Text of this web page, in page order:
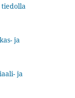
tiedolla
ja
ja